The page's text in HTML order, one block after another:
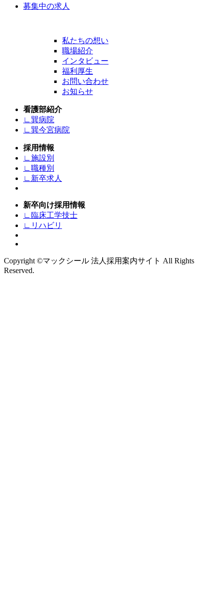
募集中の求人
私たちの想い
職場紹介
インタビュー
福利厚生
お問い合わせ
お知らせ
看護部紹介
∟巽病院
∟巽今宮病院
採用情報
∟施設別
∟職種別
∟新卒求人
新卒向け採用情報
∟臨床工学技士
∟リハビリ
Copyright ©マックシール 法人採用案内サイト All Rights
Reserved.